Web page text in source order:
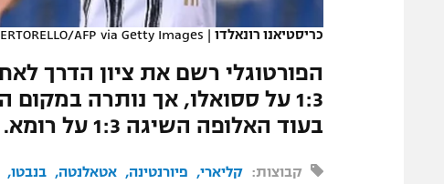
המגזיןכריסטיאנו רונאלדו |
AFP via Getty Images
בעוד האלופה השיגה 1:3 על רומא. אטאלנטה סיבכה את בנבנטו
קבוצות: קליארי פיורנטינה אטאלנטה בנבטו